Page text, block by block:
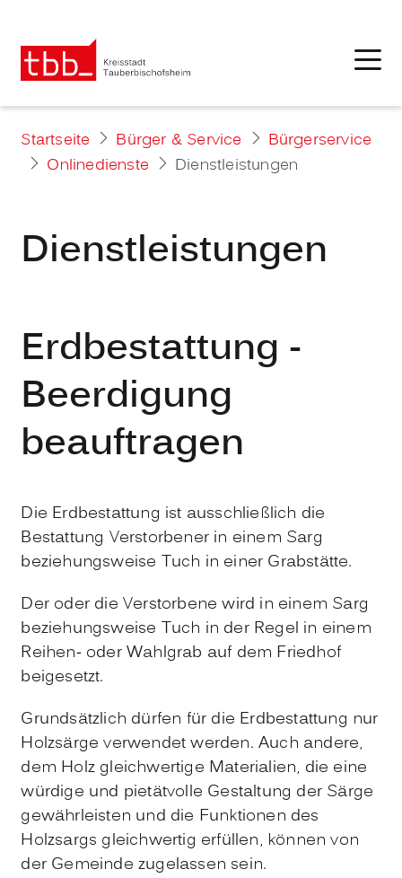
Startseite Bürger & Service
Bürgerservice
Onlinedienste
Dienstleistungen
Dienstleistungen
Erdbestattung -
Beerdigung
beauftragen
Die Erdbestattung ist ausschließlich die
Bestattung Verstorbener in einem Sarg
beziehungsweise Tuch in einer Grabstätte.
Der oder die Verstorbene wird in einem Sarg
beziehungsweise Tuch in der Regel in einem
Reihen- oder Wahlgrab auf dem Friedhof
beigesetzt.
Grundsätzlich dürfen für die Erdbestattung nur
Holzsärge verwendet werden. Auch andere,
dem Holz gleichwertige Materialien, die eine
würdige und pietätvolle Gestaltung der Särge
gewährleisten und die Funktionen des
Holzsargs gleichwertig erfüllen, können von
der Gemeinde zugelassen sein.